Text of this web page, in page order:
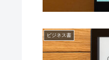
ビジネス書